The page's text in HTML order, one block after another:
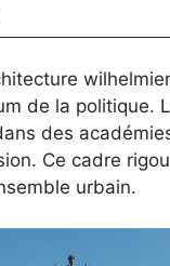
de la politique.
des
Ce cadre
urbain.